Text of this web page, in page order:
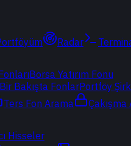
Radar
Borsa Yatırım Fonu
Bir Bakışta FonlarPortföy
Ters Fon Arama Çakışma
Hisseler